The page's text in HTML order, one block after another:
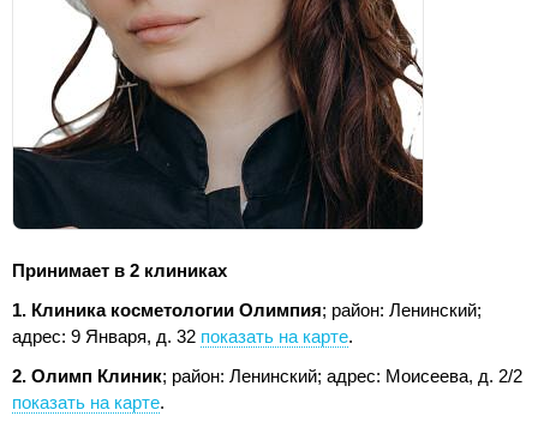
Принимает в 2 клиниках
1. Клиника косметологии Олимпия; район: Ленинский;
адрес: 9 Января, д. 32 показать на карте.
2. Олимп Клиник; район: Ленинский; адрес: Моисеева, д. 2/2
показать на карте.